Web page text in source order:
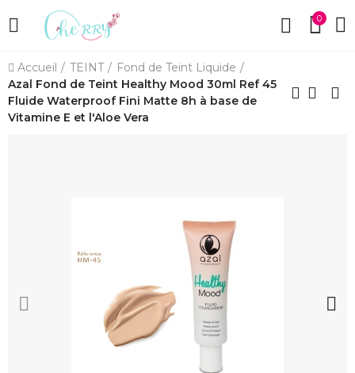
0
Accueil TEINT
Fond de Teint Liquide
Azal Fond de Teint Healthy Mood 30ml Ref 45
Fluide Waterproof Fini Matte 8h à base de
Vitamine E et l'Aloe Vera